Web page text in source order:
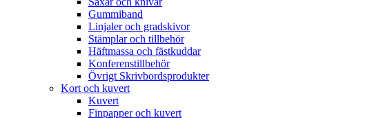
Gummiband
Linjaler och gradskivor
Stämplar och tillbehör
Häftmassa och fästkuddar
Konferenstillbehör
Övrigt Skrivbordsprodukter
Kort och kuvert
Kuvert
Finpapper och kuvert